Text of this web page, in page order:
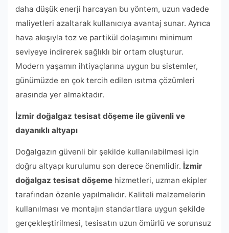
daha düşük enerji harcayan bu yöntem, uzun vadede
maliyetleri azaltarak kullanıcıya avantaj sunar. Ayrıca
hava akışıyla toz ve partikül dolaşımını minimum
seviyeye indirerek sağlıklı bir ortam oluşturur.
Modern yaşamın ihtiyaçlarına uygun bu sistemler,
günümüzde en çok tercih edilen ısıtma çözümleri
arasında yer almaktadır.
İzmir doğalgaz tesisat döşeme ile güvenli ve
dayanıklı altyapı
Doğalgazın güvenli bir şekilde kullanılabilmesi için
doğru altyapı kurulumu son derece önemlidir. İzmir
doğalgaz tesisat döşeme hizmetleri, uzman ekipler
tarafından özenle yapılmalıdır. Kaliteli malzemelerin
kullanılması ve montajın standartlara uygun şekilde
gerçekleştirilmesi, tesisatın uzun ömürlü ve sorunsuz